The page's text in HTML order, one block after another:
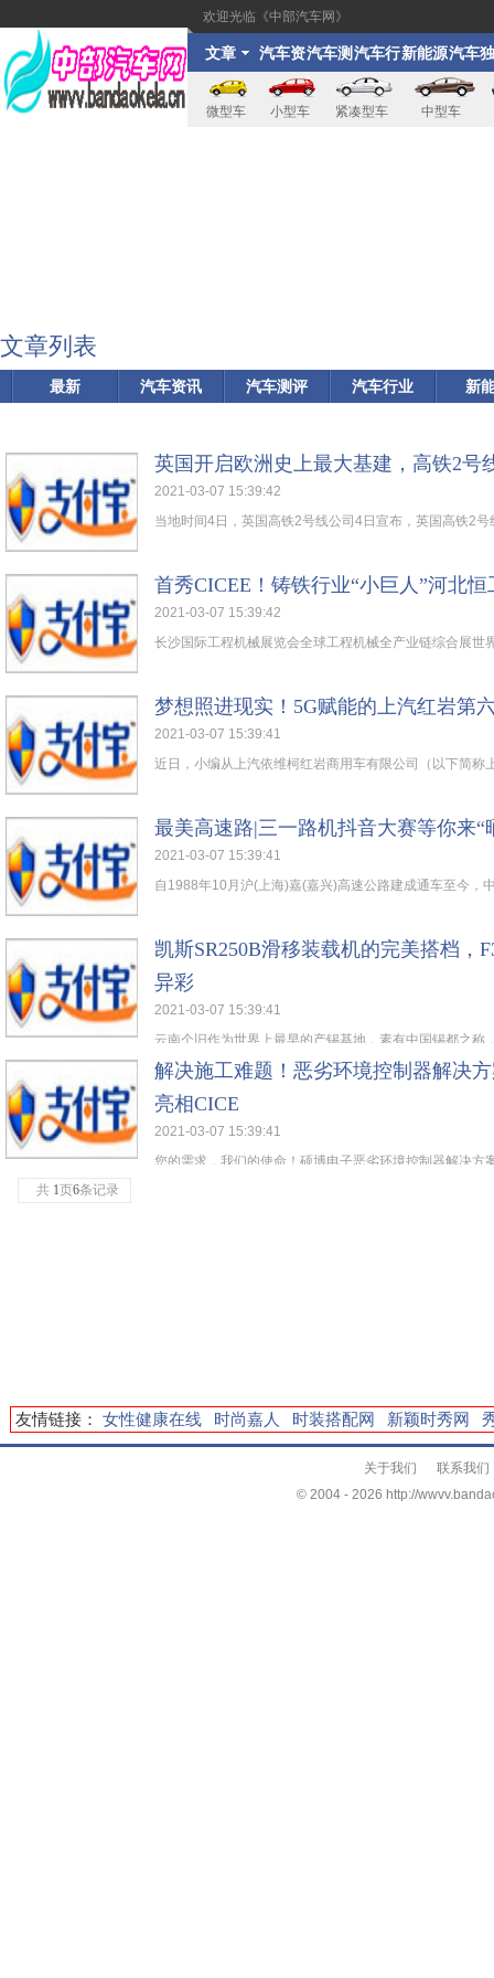
欢迎光临《中部汽车网》
文章 汽车资
讯
汽车测
评
汽车行
业
新能源汽车独
家
微型车 小型车 紧凑型车 中型车
文章列表
最新 汽车资讯 汽车测评 汽车行业 新
英国开启欧洲史上最大基建，高铁2号
2021-03-07 15:39:42
当地时间4日，英国高铁2号线公司4日宣布，英国高铁2号
首秀CICEE！铸铁行业“小巨人”河北
2021-03-07 15:39:42
长沙国际工程机械展览会全球工程机械全产业链综合展世
梦想照进现实！5G赋能的上汽红岩第
2021-03-07 15:39:41
近日，小编从上汽依维柯红岩商用车有限公司（以下简称
最美高速路|三一路机抖音大赛等你来“
2021-03-07 15:39:41
自1988年10月沪(上海)嘉(嘉兴)高速公路建成通车至今，
凯斯SR250B滑移装载机的完美搭档，
异彩
2021-03-07 15:39:41
云南个旧作为世界上最早的产锡基地，素有中国锡都之称
解决施工难题！恶劣环境控制器解决
亮相CICE
2021-03-07 15:39:41
您的需求，我们的使命！硕博电子恶劣环境控制器解决方
共 1页6条记录
友情链接： 女性健康在线 时尚嘉人 时装搭配网 新颖时秀网
关于我们
联系我们
© 2004 - 2026 http://